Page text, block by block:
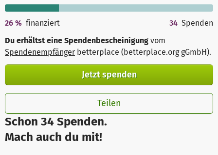
Schon 34 Spenden.
Mach auch du mit!
26 % finanziert 34 Spenden
Du erhältst eine Spendenbescheinigung vom
Spendenempfänger betterplace (betterplace.org gGmbH).
Jetzt spenden
Teilen